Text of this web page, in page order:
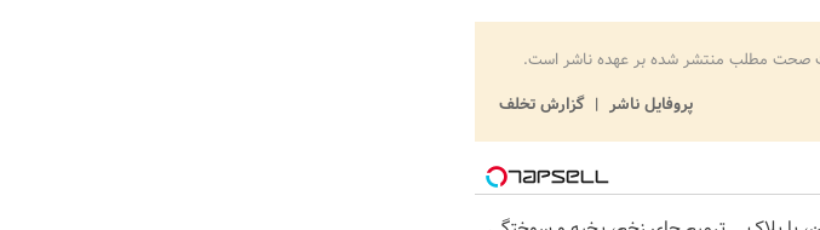
صحت مطلب منتشر شده بر عهده ناشر است.
پروفایل ناشر
گزارش تخلف